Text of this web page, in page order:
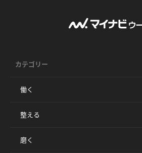
カテゴリー
働く
整える
磨く